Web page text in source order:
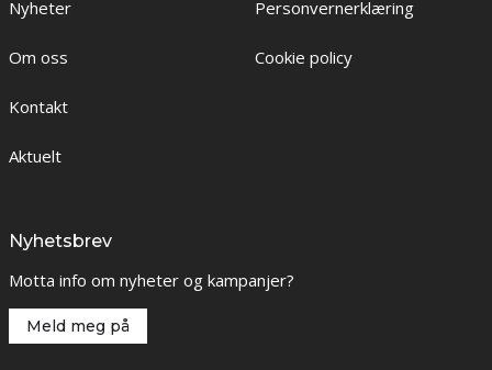
Nyheter
Om oss
Kontakt
Aktuelt
Personvernerklæring
Cookie policy
Nyhetsbrev
Motta info om nyheter og kampanjer?
Meld meg på